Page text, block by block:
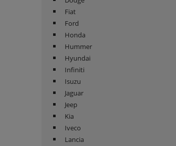
Fiat
Ford
Honda
Hummer
Hyundai
Infiniti
Isuzu
Jaguar
Jeep
Kia
Iveco
Lancia